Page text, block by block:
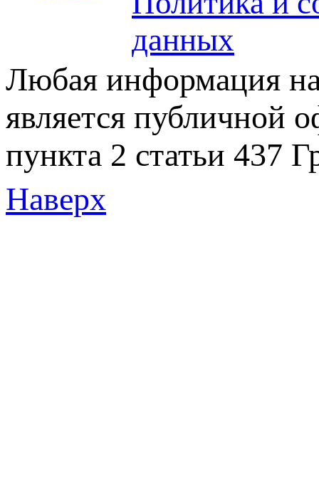
данных
Любая информация на
является публичной
пункта 2 статьи 437
Наверх